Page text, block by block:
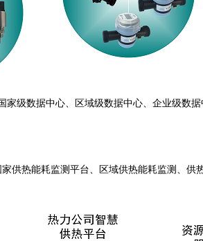
级数据中心、区域级数据中心、企业级数
供热能耗监测平台、区域供热能耗监测、